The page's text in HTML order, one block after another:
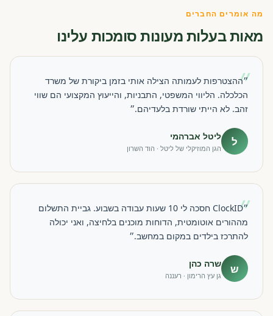
מה אומרים החברים
מאות בעלות מעונות סומכות עלינו
״
״ההצטרפות לעמותה הצילה אותי בזמן ביקורת של משרד
הכלכלה. הליווי המשפטי, התבניות, והייעוץ המקצועי הם שווי
זהב. לא הייתי שורדת בלעדיהם.״
ל ליטל אברהמי
הגן המוזיקלי של ליטל · הוד השרון
״
״ClockID חסכה לי 10 שעות עבודה בשבוע. גביית התשלום
מההורים אוטומטית, הדוחות מוכנים בלחיצה, ואני יכולה
להתרכז בילדים במקום במחשב.״
ש שרה כהן
גן עץ הרימון · רעננה